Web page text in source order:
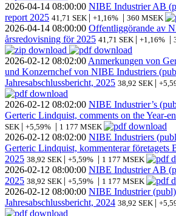
2026-04-14 08:00:00 NIBE Industrier AB
report 2025 41,71 SEK | +1,16% | 360 MSEK
2026-04-14 08:00:00 Offentliggörande av
årsredovisning för 2025 41,71 SEK | +1,16% |
2026-02-12 08:02:00 Anmerkungen von
und Konzernchef von NIBE Industriers
Jahresabschlussbericht, 2025 38,92 SEK |
2026-02-12 08:02:00 NIBE Industrier’s
Gerteric Lindquist, comments on the Year-
SEK | +5,59% | 1 177 MSEK
2026-02-12 08:02:00 NIBE Industriers
Gerteric Lindquist, kommenterar företagets
2025 38,92 SEK | +5,59% | 1 177 MSEK
2026-02-12 08:00:00 NIBE Industrier AB
2025 38,92 SEK | +5,59% | 1 177 MSEK
2026-02-12 08:00:00 NIBE Industrier
Jahresabschlussbericht, 2024 38,92 SEK |